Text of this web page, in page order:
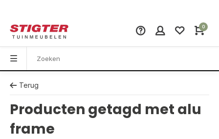
0
Terug
Producten getagd met alu
frame